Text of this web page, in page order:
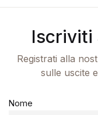
Iscriviti
Registrati alla
sulle uscite
Nome